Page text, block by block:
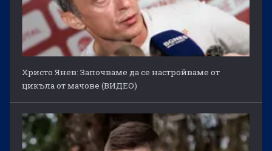
Христо Янев: Започваме да се настройваме от
цикъла от мачове (ВИДЕО)